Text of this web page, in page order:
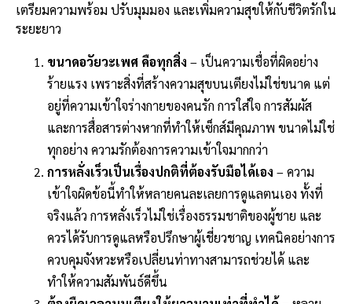
เตรียมความพร้อม ปรับมุมมอง และเพิ่มความสุขให้กับชีวิตรักใน
ระยะยาว
ขนาดอวัยวะเพศ คือทุกสิ่ง – เป็นความเชื่อที่ผิดอย่าง
ร้ายแรง เพราะสิ่งที่สร้างความสุขบนเตียงไม่ใช่ขนาด แต่
อยู่ที่ความเข้าใจร่างกายของคนรัก การใส่ใจ การสัมผัส
และการสื่อสารต่างหากที่ทำให้เซ็กส์มีคุณภาพ ขนาดไม่ใช่
ทุกอย่าง ความรักต้องการความเข้าใจมากกว่า
การหลั่งเร็วเป็นเรื่องปกติที่ต้องรับมือได้เอง – ความ
เข้าใจผิดข้อนี้ทำให้หลายคนละเลยการดูแลตนเอง ทั้งที่
จริงแล้ว การหลั่งเร็วไม่ใช่เรื่องธรรมชาติของผู้ชาย และ
ควรได้รับการดูแลหรือปรึกษาผู้เชี่ยวชาญ เทคนิคอย่างการ
ควบคุมจังหวะหรือเปลี่ยนท่าทางสามารถช่วยได้ และ
ทำให้ความสัมพันธ์ดีขึ้น